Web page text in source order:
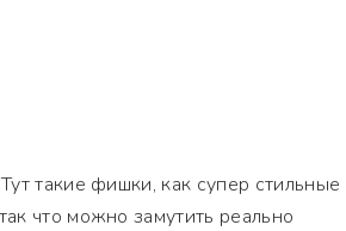
такие фишки, как супер стильные
что можно замутить реально